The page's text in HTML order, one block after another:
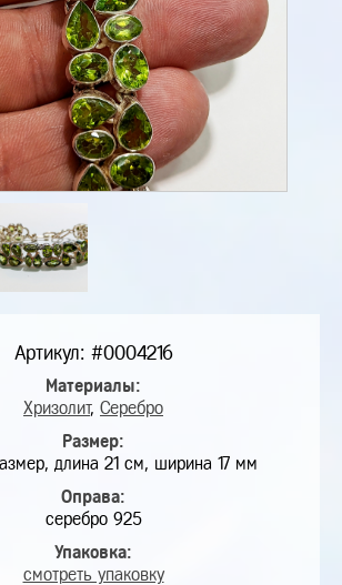
Артикул: #0004216
Материалы:
Хризолит, Серебро
Размер:
длина 21 см, ширина 17 мм
Оправа:
серебро 925
Упаковка:
смотреть упаковку